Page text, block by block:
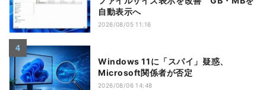
自動表示へ
2026/08/05 11:16
Windows 11に「スパイ」疑惑、
Microsoft関係者が否定
2026/08/06 14:48